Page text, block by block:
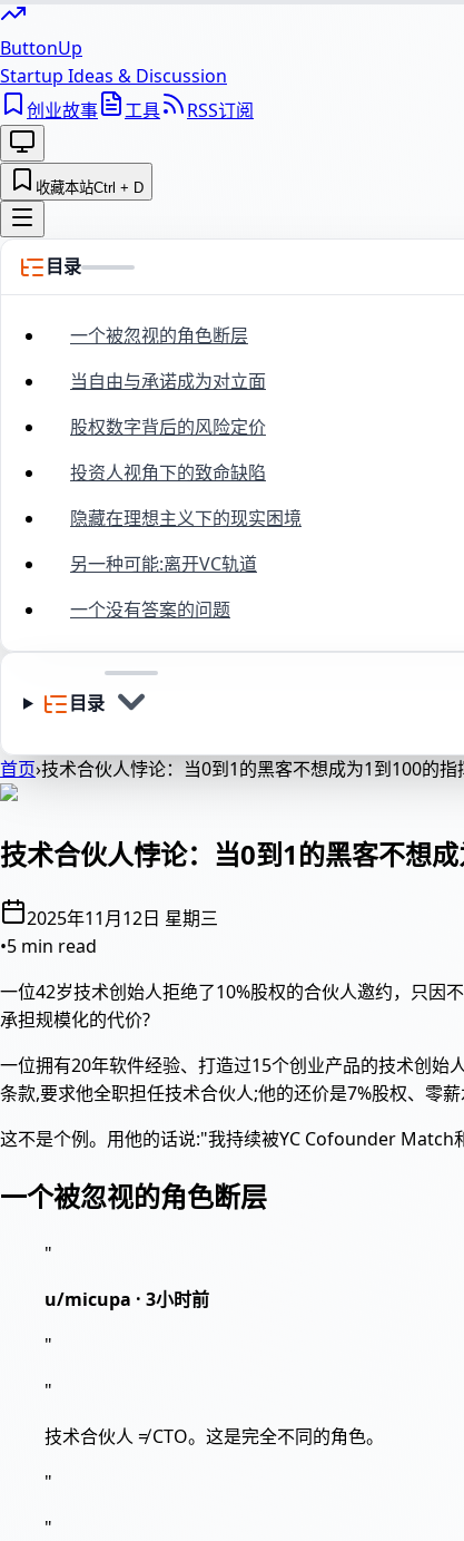
ButtonUp
Startup Ideas & Discussion
创业故事
工具 RSS订阅
收藏本站Ctrl + D
目录
一个被忽视的角色断层
当自由与承诺成为对立面
股权数字背后的风险定价
投资人视角下的致命缺陷
隐藏在理想主义下的现实困境
另一种可能:离开VC轨道
一个没有答案的问题
目录
首页›技术合伙人悖论：当0到1的黑客不想成为1到100的指
技术合伙人悖论：当0到1的黑客不想
2025年11月12日 星期三
•5 min read
一位42岁技术创始人拒绝了10%股权的合伙人邀约，只
承担规模化的代价?
一位拥有20年软件经验、打造过15个创业产品的技术创
条款,要求他全职担任技术合伙人;他的还价是7%股权、零
这不是个例。用他的话说:"我持续被YC Cofounder
一个被忽视的角色断层
"
u/micupa · 3小时前
"
"
技术合伙人 ≠ CTO。这是完全不同的角色。
"
"